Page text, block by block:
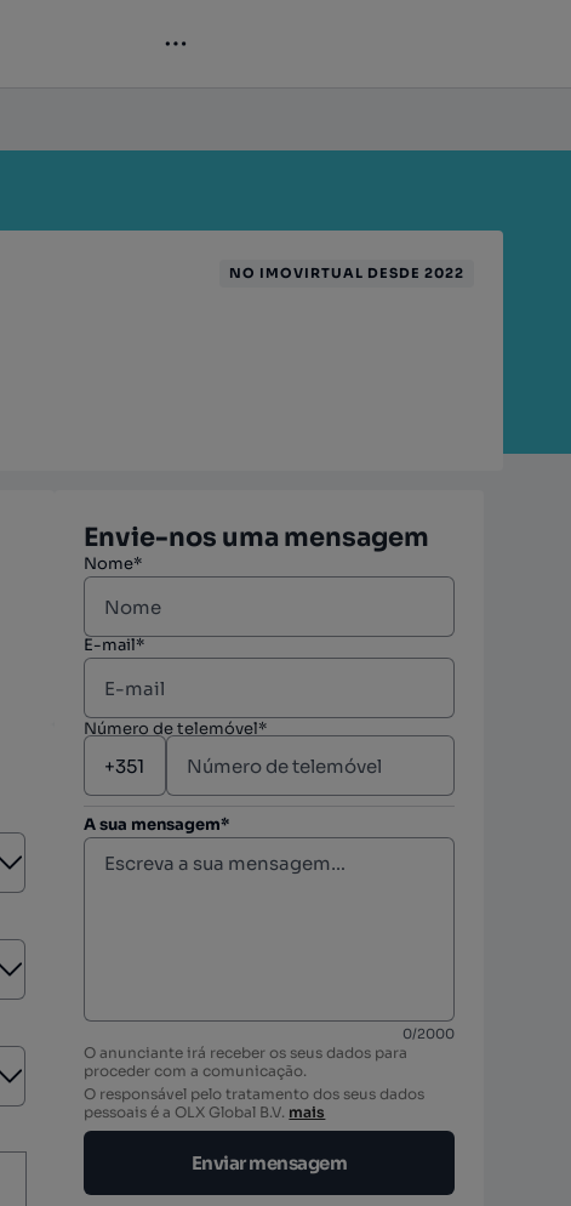
NO IMOVIRTUAL DESDE 2022
Aberto
Aberto
Aberto
Envie-nos uma mensagem
Nome*
E-mail*
Número de telemóvel*
A sua mensagem*
0/2000
O anunciante irá receber os seus dados para
proceder com a comunicação.
O responsável pelo tratamento dos seus dados
pessoais é a OLX Global B.V. mais
Enviar mensagem